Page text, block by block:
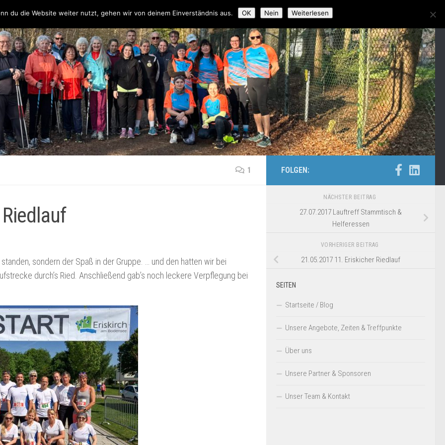
uns Unsere Partner & Sponsoren Unser Team & Kontakt
1
sondern der Spaß in der Gruppe. … und den hatten wir bei
durch’s Ried. Anschließend gab’s noch leckere Verpflegung bei
FOLGEN:
NÄCHSTER BEITRAG
27.07.2017 Lauftreff Stammtisch &
Helferessen
VORHERIGER BEITRAG
21.05.2017 11. Eriskicher Riedlauf
SEITEN
Startseite / Blog
Unsere Angebote, Zeiten & Treffpunkte
Über uns
Unsere Partner & Sponsoren
Unser Team & Kontakt
du die Website weiter nutzt, gehen wir von deinem Einverständnis aus. OK Nein Weiterlesen